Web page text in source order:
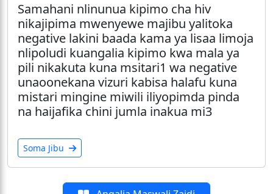
Samahani nlinunua kipimo cha hiv
nikajipima mwenyewe majibu yalitoka
negative lakini baada kama ya lisaa limoja
nlipoludi kuangalia kipimo kwa mala ya
pili nikakuta kuna msitari1 wa negative
unaoonekana vizuri kabisa halafu kuna
mistari mingine miwili iliyopimda pinda
na haijafika chini jumla inakua mi3
Soma Jibu